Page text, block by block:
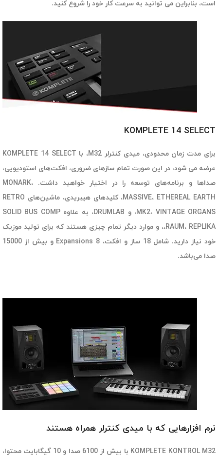
است، بنابراین می توانید به سرعت کار خود را شروع کنید.
KOMPLETE 14 SELECT
برای مدت زمان محدودی، میدی کنترلر M32، با KOMPLETE 14 SELECT
عرضه می شود، در این صورت تمام سازهای ضروری،‌ افکت‌های استودیویی،‌
صداها و برنامه‌های توسعه را در اختیار خواهید داشت. MONARK،
MASSIVE، ETHEREAL EARTH، کلیدهای هیبریدی، ماشین‌های RETRO
MK2، VINTAGE ORGANS، و DRUMLAB، به علاوه SOLID BUS COMP
،RAUM، REPLIKA، و موارد دیگر تمام چیزی هستند که برای تولید
موزیک
خود نیاز دارید.
شامل 18 ساز و افکت، 8 Expansions و بیش از 15000
صدا می‌باشد.
نرم افزارهایی که با میدی کنترلر همراه هستند
KOMPLETE KONTROL M32
با بیش از 6100 صدا و 10 گیگابایت محتوا،‌